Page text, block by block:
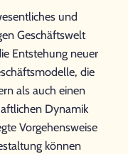
und
Geschäftswelt
Entstehung neuer
die
als auch einen
Dynamik
Vorgehensweise
können